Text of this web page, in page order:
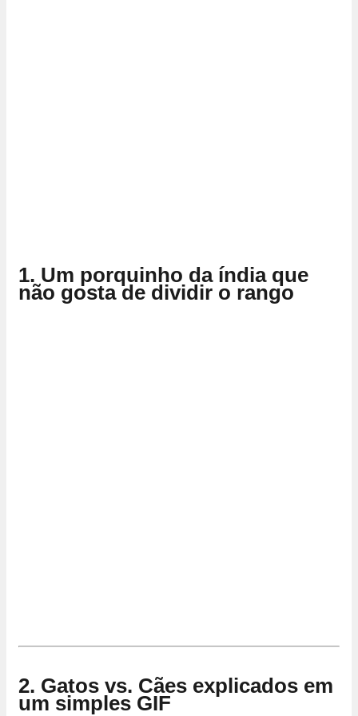
1. Um porquinho da índia que
não gosta de dividir o rango
2. Gatos vs. Cães explicados em
um simples GIF